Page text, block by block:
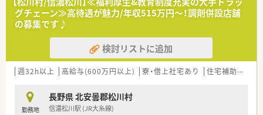
グチェーン≫高待遇が魅力/年収515万円～！調剤併設店舗
の募集です♪
検討リストに追加
週32h以上 高給与(600万円以上) 寮・借上社宅あり 住宅補助(手当)あり
勤務地
長野県 北安曇郡松川村
信濃松川駅 (JR大糸線)